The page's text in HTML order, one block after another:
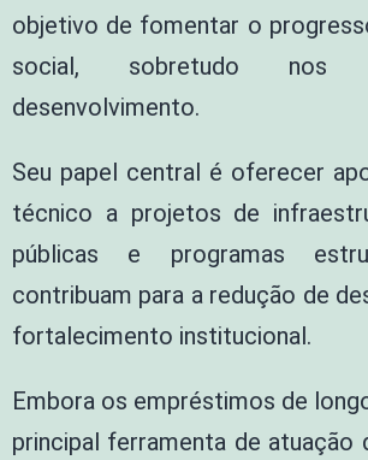
objetivo de fomentar o
social, sobretudo nos
desenvolvimento.
Seu papel central é oferecer
técnico a projetos de
públicas e programas
contribuam para a redução de
fortalecimento institucional.
Embora os empréstimos de
principal ferramenta de atuação